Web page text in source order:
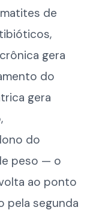
de
gera
do
gera
do
peso — o
ao ponto
pela segunda